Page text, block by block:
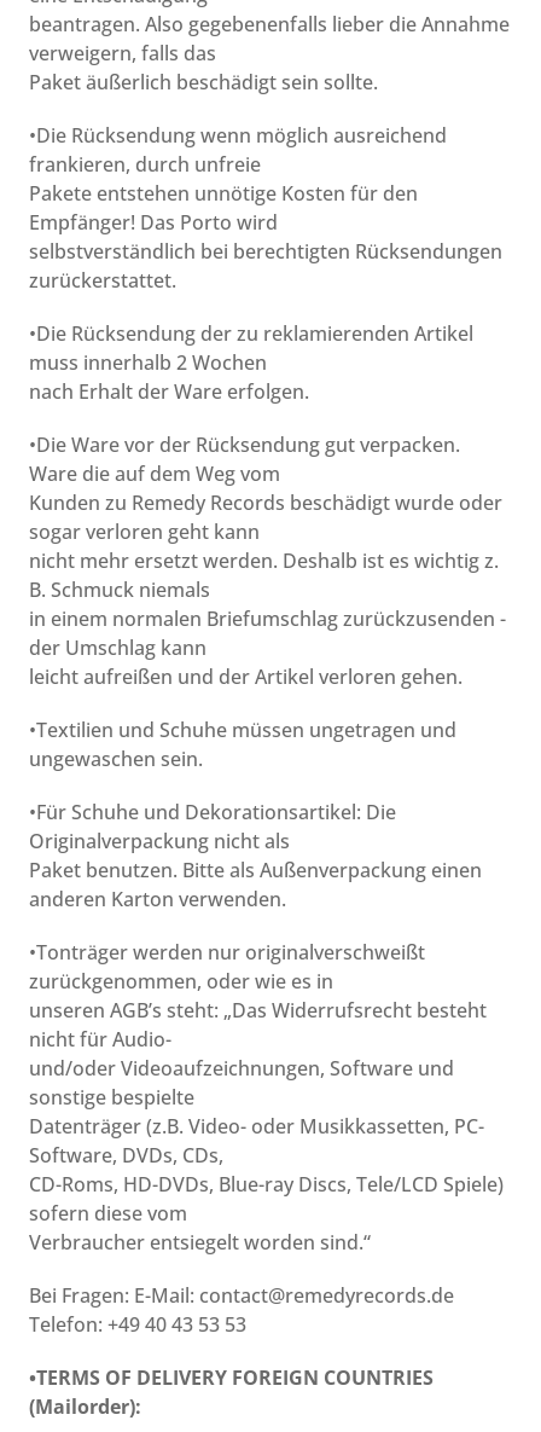
beantragen. Also gegebenenfalls lieber die Annahme
verweigern, falls das
Paket äußerlich beschädigt sein sollte.
•Die Rücksendung wenn möglich ausreichend
frankieren, durch unfreie
Pakete entstehen unnötige Kosten für den
Empfänger! Das Porto wird
selbstverständlich bei berechtigten Rücksendungen
zurückerstattet.
•Die Rücksendung der zu reklamierenden Artikel
muss innerhalb 2 Wochen
nach Erhalt der Ware erfolgen.
•Die Ware vor der Rücksendung gut verpacken.
Ware die auf dem Weg vom
Kunden zu Remedy Records beschädigt wurde oder
sogar verloren geht kann
nicht mehr ersetzt werden. Deshalb ist es wichtig z.
B. Schmuck niemals
in einem normalen Briefumschlag zurückzusenden -
der Umschlag kann
leicht aufreißen und der Artikel verloren gehen.
•Textilien und Schuhe müssen ungetragen und
ungewaschen sein.
•Für Schuhe und Dekorationsartikel: Die
Originalverpackung nicht als
Paket benutzen. Bitte als Außenverpackung einen
anderen Karton verwenden.
•Tonträger werden nur originalverschweißt
zurückgenommen, oder wie es in
unseren AGB’s steht: „Das Widerrufsrecht besteht
nicht für Audio-
und/oder Videoaufzeichnungen, Software und
sonstige bespielte
Datenträger (z.B. Video- oder Musikkassetten, PC-
Software, DVDs, CDs,
CD-Roms, HD-DVDs, Blue-ray Discs, Tele/LCD Spiele)
sofern diese vom
Verbraucher entsiegelt worden sind.“
Bei Fragen: E-Mail: contact@remedyrecords.de
Telefon: +49 40 43 53 53
•TERMS OF DELIVERY FOREIGN COUNTRIES
(Mailorder):